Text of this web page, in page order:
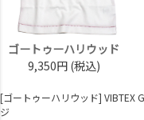
ゴートゥーハリウッド
9,350円 (税込)
[ゴートゥーハリウッド] VIBTEX
ジ